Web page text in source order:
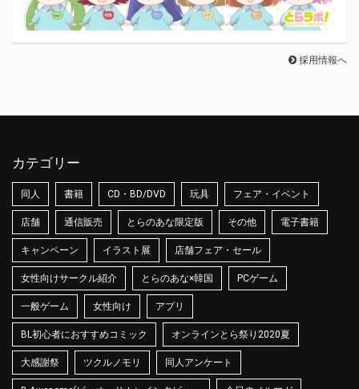
採用情報へ
カテゴリー
同人 書籍 CD・BD/DVD 玩具 フェア・イベント
店舗 通信販売 とらのあな限定版 その他 電子書籍
キャンペーン イラスト展 店舗フェア・セール
女性向けサークル紹介 とらのあな×韓国 PCゲーム
一般ゲーム 女性向け アプリ
BL初心者におすすめコミック オンラインとら祭り2020夏
大感謝祭 ツクルノモリ 同人アンケート